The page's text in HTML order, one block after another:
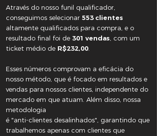
Através do nosso funil qualificador,
conseguimos selecionar 553 clientes
altamente qualificados para compra, e o
resultado final foi de 301 vendas, com um
ticket médio de R$232,00.
Esses números comprovam a eficácia do
nosso método, que é focado em resultados e
vendas para nossos clientes, independente do
mercado em que atuam. Além disso, nossa
metodologia
é "anti-clientes desalinhados", garantindo que
trabalhemos apenas com clientes que